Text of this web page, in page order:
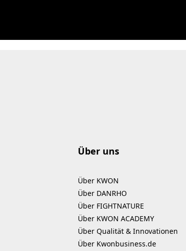
Über uns
Über KWON
Über DANRHO
Über FIGHTNATURE
Über KWON ACADEMY
Über Qualität & Innovationen
Über Kwonbusiness.de